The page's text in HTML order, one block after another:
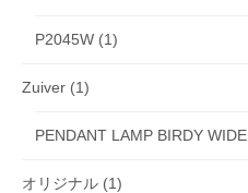
P2045W (1)
Zuiver (1)
PENDANT LAMP BIRDY WIDE
オリジナル (1)